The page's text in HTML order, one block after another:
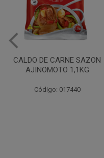
MOLHO DE TOMATE PIZZA
BONARE 1,7KG
Código: 049936